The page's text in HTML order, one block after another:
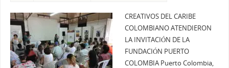
CREATIVOS DEL CARIBE
COLOMBIANO ATENDIERON
LA INVITACIÓN DE LA
FUNDACIÓN PUERTO
COLOMBIA Puerto Colombia,